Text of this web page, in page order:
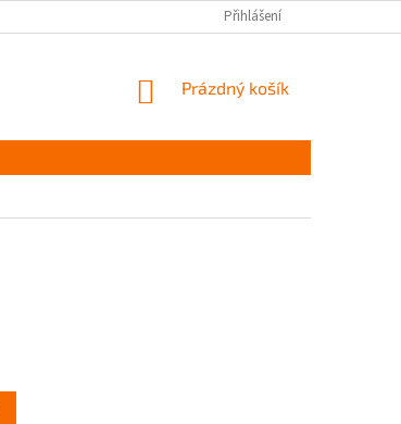
NAPIŠTE NÁMPřihlášení
NÁKUPNÍ
Prázdný košík